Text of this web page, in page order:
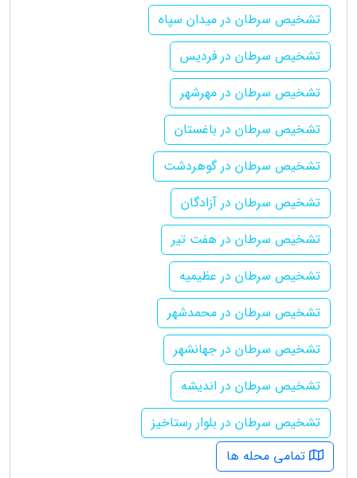
تشخیص سرطان در میدان سپاه
تشخیص سرطان در فردیس
تشخیص سرطان در مهرشهر
تشخیص سرطان در باغستان
تشخیص سرطان در گوهردشت
تشخیص سرطان در آزادگان
تشخیص سرطان در هفت تیر
تشخیص سرطان در عظیمیه
تشخیص سرطان در محمدشهر
تشخیص سرطان در جهانشهر
تشخیص سرطان در اندیشه
تشخیص سرطان در بلوار رستاخیز
تمامی محله ها